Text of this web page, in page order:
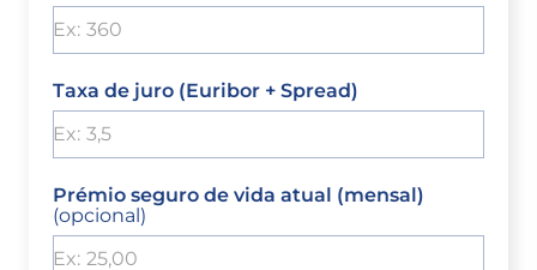
Taxa de juro (Euribor + Spread)
Prémio seguro de vida atual (mensal)
(opcional)